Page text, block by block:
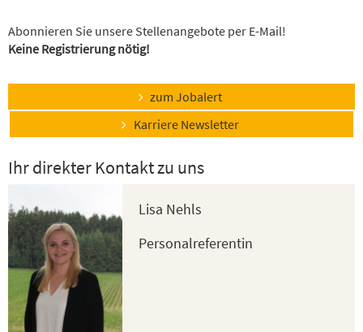
Abonnieren Sie unsere Stellenangebote per E-Mail!
Keine Registrierung nötig!
zum Jobalert
Karriere Newsletter
Ihr direkter Kontakt zu uns
Lisa Nehls
Personalreferentin